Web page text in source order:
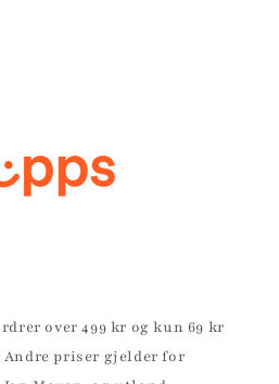
over 499 kr og kun 69 kr
priser gjelder for